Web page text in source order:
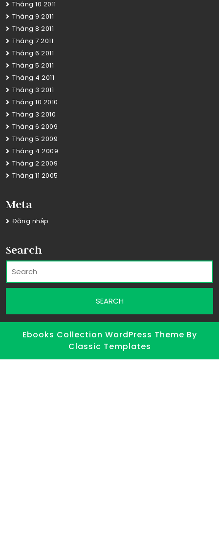
Tháng 10 2011
Tháng 9 2011
Tháng 8 2011
Tháng 7 2011
Tháng 6 2011
Tháng 5 2011
Tháng 4 2011
Tháng 3 2011
Tháng 10 2010
Tháng 3 2010
Tháng 6 2009
Tháng 5 2009
Tháng 4 2009
Tháng 2 2009
Tháng 11 2005
Meta
Đăng nhập
Search
Ebooks Collection WordPress Theme By
Classic Templates